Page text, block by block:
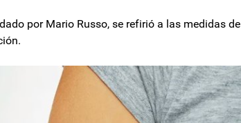
por Mario Russo, se refirió a las medidas de